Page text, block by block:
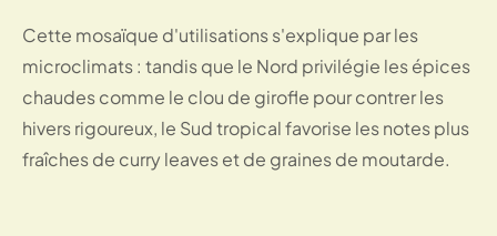
Cette mosaïque d'utilisations s'explique par les
microclimats : tandis que le Nord privilégie les épices
chaudes comme le clou de girofle pour contrer les
hivers rigoureux, le Sud tropical favorise les notes plus
fraîches de curry leaves et de graines de moutarde.